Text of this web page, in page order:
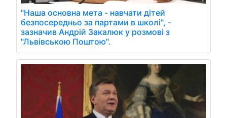
"Наша основна мета - навчати дітей
безпосередньо за партами в школі", -
зазначив Андрій Закалюк у розмові з
"Львівською Поштою".